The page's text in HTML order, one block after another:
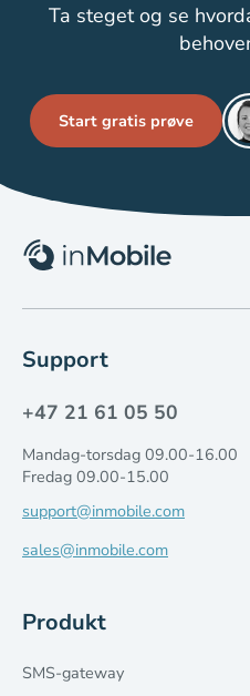
Ta steget og se
Start gratis prøve
Support
+47 21 61 05 50
Mandag-torsdag 09.00-16.00
Fredag 09.00-15.00
support@inmobile.com
sales@inmobile.com
Produkt
SMS-gateway